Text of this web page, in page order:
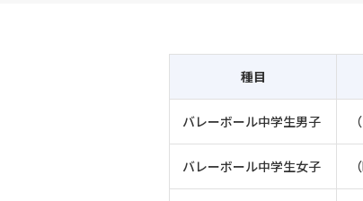
種目
バレーボール中学生男子
バレーボール中学生女子